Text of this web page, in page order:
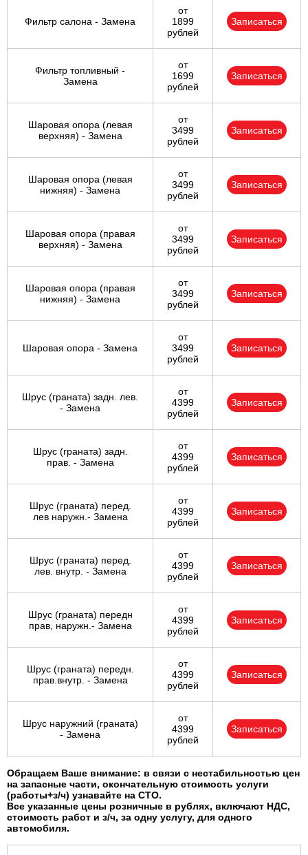
Фильтр салона - Замена
от
1899
рублей
Записаться
Фильтр топливный -
Замена
от
1699
рублей
Записаться
Шаровая опора (левая
верхняя) - Замена
от
3499
рублей
Записаться
Шаровая опора (левая
нижняя) - Замена
от
3499
рублей
Записаться
Шаровая опора (правая
верхняя) - Замена
от
3499
рублей
Записаться
Шаровая опора (правая
нижняя) - Замена
от
3499
рублей
Записаться
Шаровая опора - Замена
от
3499
рублей
Записаться
Шрус (граната) задн. лев.
- Замена
от
4399
рублей
Записаться
Шрус (граната) задн.
прав. - Замена
от
4399
рублей
Записаться
Шрус (граната) перед.
лев наружн.- Замена
от
4399
рублей
Записаться
Шрус (граната) перед.
лев. внутр. - Замена
от
4399
рублей
Записаться
Шрус (граната) передн
прав, наружн.- Замена
от
4399
рублей
Записаться
Шрус (граната) передн.
прав.внутр. - Замена
от
4399
рублей
Записаться
Шрус наружний (граната)
- Замена
от
4399
рублей
Записаться
Обращаем Ваше внимание: в связи с нестабильностью цен
на запасные части, окончательную стоимость услуги
(работы+з/ч) узнавайте на СТО.
Все указанные цены розничные в рублях, включают НДС,
стоимость работ и з/ч, за одну услугу, для одного
автомобиля.